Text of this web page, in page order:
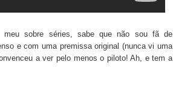
sobre séries, sabe que não sou fã de
e com uma premissa original (nunca vi uma
a ver pelo menos o piloto! Ah, e tem a